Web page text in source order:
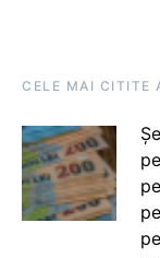
CELE MAI CITITE